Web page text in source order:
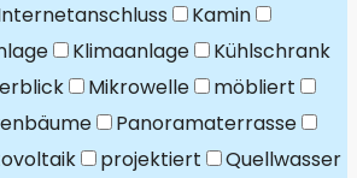
Kamin
Klimaanlage
Kühlschrank
Mikrowelle
möbliert
Panoramaterrasse
projektiert
Quellwasser